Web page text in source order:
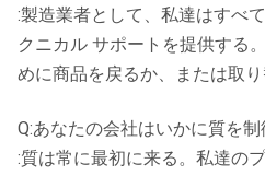
:製造業者として、私達はすべ
クニカル サポートを提供する
めに商品を戻るか、または取り
Q:あなたの会社はいかに質を制
:質は常に最初に来る。私達の